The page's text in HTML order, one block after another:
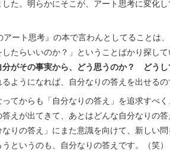
た。明らかにそこが、アート思考に変化
ート思考』の本で言わんとしてることは、
たらいいのか？」ということばかり探し
分がその事実から、どう思うのか？ どうし
ようになれば、自分なりの答えを出せる
てからも「自分なりの答え」を追求すべ
えが出てきて、あとはどんな自分なりの
りの答え」にまた意識を向けて、新しい
というのも、自分なりの答えです。（笑）